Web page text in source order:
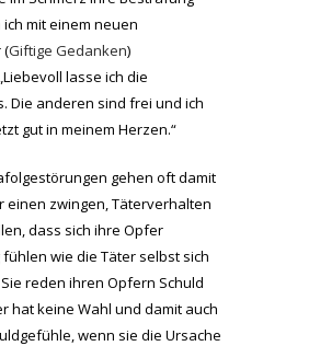
mit einem neuen
(Giftige Gedanken)
lasse ich die
Die anderen sind frei und ich
gut in meinem Herzen.“
gehen oft damit
einen zwingen, Täterverhalten
dass sich ihre Opfer
wie die Täter selbst sich
reden ihren Opfern Schuld
hat keine Wahl und damit auch
wenn sie die Ursache